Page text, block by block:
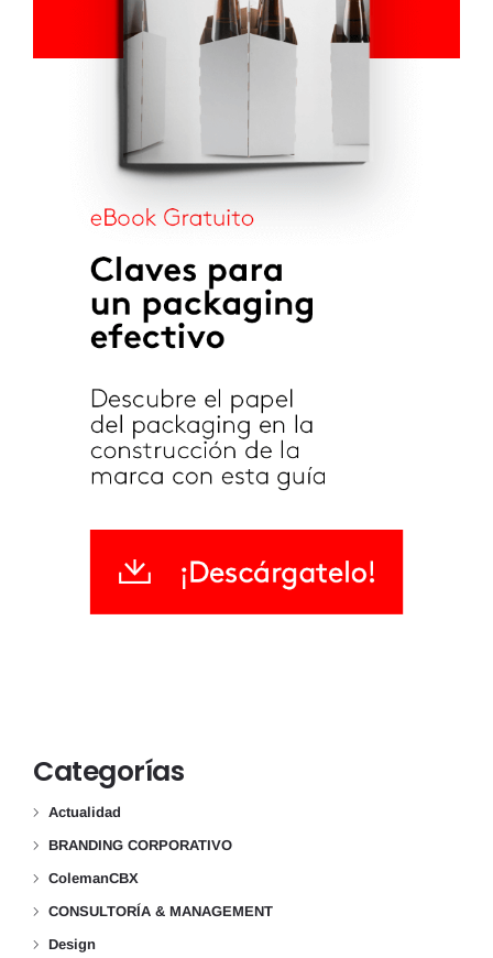
Categorías
Actualidad
BRANDING CORPORATIVO
ColemanCBX
CONSULTORÍA & MANAGEMENT
Design